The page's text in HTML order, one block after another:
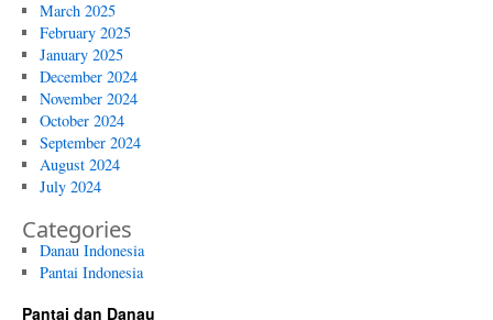
March 2025
February 2025
January 2025
December 2024
November 2024
October 2024
September 2024
August 2024
July 2024
Categories
Danau Indonesia
Pantai Indonesia
Pantai dan Danau